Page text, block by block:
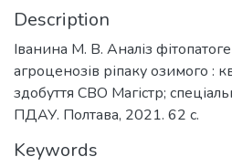
Description
Іванина М. В. Аналіз
агроценозів ріпаку озимого :
здобуття СВО Магістр;
ПДАУ. Полтава, 2021. 62 с.
Keywords